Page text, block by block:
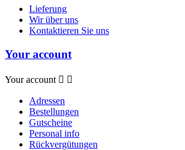
Lieferung
Wir über uns
Kontaktieren Sie uns
Your account
Your account  
Adressen
Bestellungen
Gutscheine
Personal info
Rückvergütungen